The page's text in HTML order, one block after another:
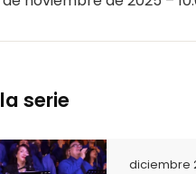
serie
diciembre